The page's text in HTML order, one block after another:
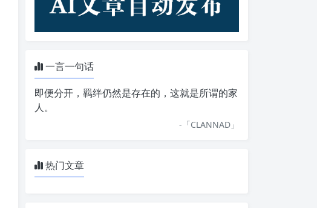
一言一句话
即便分开，羁绊仍然是存在的，这就是所谓的家
人。
-「CLANNAD 」
热门文章